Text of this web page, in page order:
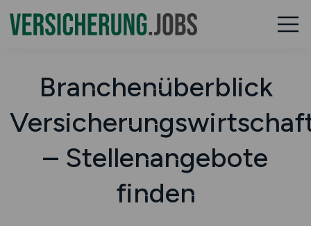
Branchenüberblick
– Stellenangebote
finden